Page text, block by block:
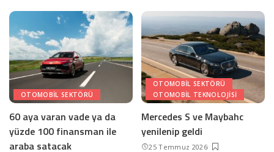
OTOMOBIL SEKTÖRÜ
60 aya varan vade ya da
yüzde 100 finansman ile
araba satacak
OTOMOBIL SEKTÖRÜ
OTOMOBIL TEKNOLOJISI
Mercedes S ve Maybahc
yenilenip geldi
25 Temmuz 2026